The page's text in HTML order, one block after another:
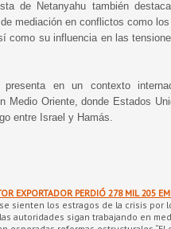
de Netanyahu también
mediación en conflictos como
como su influencia en las
presenta en un contexto
Medio Oriente, donde Estados
entre Israel y Hamás.
EXPORTADOR PERDIÓ 278 MIL 205
sienten los estragos de la crisis por
autoridades sigan trabajando en